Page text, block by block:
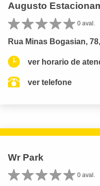
Augusto
0 aval.
Rua Minas Bogasian,
ver horario de
ver telefone
Wr Park
0 aval.